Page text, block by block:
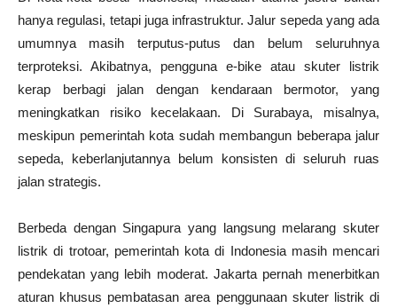
hanya regulasi, tetapi juga infrastruktur. Jalur sepeda yang ada
umumnya masih terputus-putus dan belum seluruhnya
terproteksi. Akibatnya, pengguna e-bike atau skuter listrik
kerap berbagi jalan dengan kendaraan bermotor, yang
meningkatkan risiko kecelakaan. Di Surabaya, misalnya,
meskipun pemerintah kota sudah membangun beberapa jalur
sepeda, keberlanjutannya belum konsisten di seluruh ruas
jalan strategis.
Berbeda dengan Singapura yang langsung melarang skuter
listrik di trotoar, pemerintah kota di Indonesia masih mencari
pendekatan yang lebih moderat. Jakarta pernah menerbitkan
aturan khusus pembatasan area penggunaan skuter listrik di